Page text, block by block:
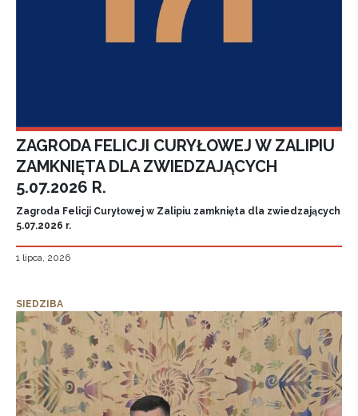
ZAGRODA FELICJI CURYŁOWEJ W ZALIPIU
ZAMKNIĘTA DLA ZWIEDZAJĄCYCH
5.07.2026 R.
Zagroda Felicji Curyłowej w Zalipiu zamknięta dla zwiedzających
5.07.2026 r.
1 lipca, 2026
SIEDZIBA